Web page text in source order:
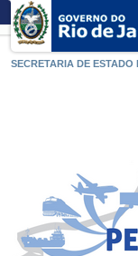
SECRETARIA DE